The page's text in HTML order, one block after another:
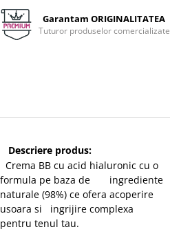
Garantam ORIGINALITATEA
Tuturor produselor comercializate
Descriere produs:
Crema BB cu acid hialuronic cu o
formula pe baza de ingrediente
naturale (98%) ce ofera acoperire
usoara si ingrijire complexa
pentru tenul tau.